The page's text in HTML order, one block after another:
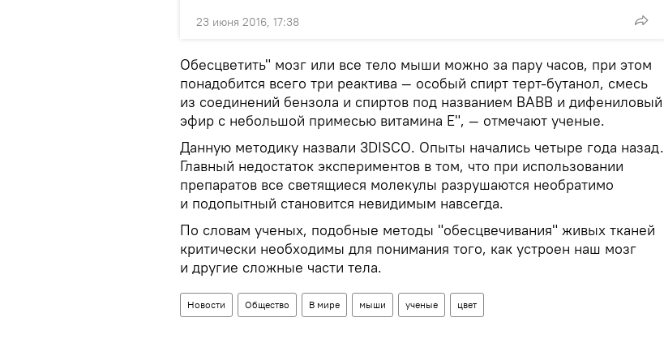
23 июня 2016, 17:38
Обесцветить" мозг или все тело мыши можно за пару часов, при этом
понадобится всего три реактива — особый спирт терт-бутанол, смесь
из соединений бензола и спиртов под названием BABB и дифениловый
эфир с небольшой примесью витамина Е", — отмечают ученые.
Данную методику назвали 3DISCO. Опыты начались четыре года назад.
Главный недостаток экспериментов в том, что при использовании
препаратов все светящиеся молекулы разрушаются необратимо
и подопытный становится невидимым навсегда.
По словам ученых, подобные методы "обесцвечивания" живых тканей
критически необходимы для понимания того, как устроен наш мозг
и другие сложные части тела.
Новости Общество В мире мыши ученые цвет